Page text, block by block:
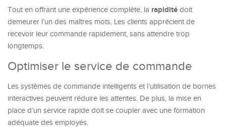
Tout en offrant une expérience complète, la rapidité doit
demeurer l’un des maîtres mots. Les clients apprécient de
recevoir leur commande rapidement, sans attendre trop
longtemps.
Optimiser le service de commande
Les systèmes de commande intelligents et l’utilisation de bornes
interactives peuvent réduire les attentes. De plus, la mise en
place d’un service rapide doit se coupler avec une formation
adéquate des employés.